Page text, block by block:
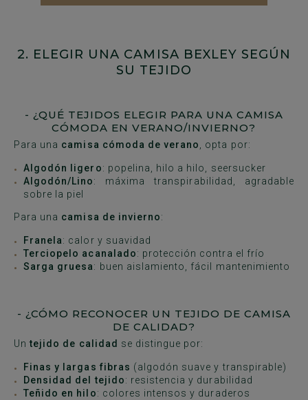
2. ELEGIR UNA CAMISA BEXLEY SEGÚN
SU TEJIDO
- ¿QUÉ TEJIDOS ELEGIR PARA UNA CAMISA
CÓMODA EN VERANO/INVIERNO?
Para una camisa cómoda de verano, opta por:
Algodón ligero: popelina, hilo a hilo, seersucker
Algodón/Lino: máxima transpirabilidad, agradable
sobre la piel
Para una camisa de invierno:
Franela: calor y suavidad
Terciopelo acanalado: protección contra el frío
Sarga gruesa: buen aislamiento, fácil mantenimiento
- ¿CÓMO RECONOCER UN TEJIDO DE CAMISA
DE CALIDAD?
Untejido de calidad se distingue por:
Finas y largas fibras (algodón suave y transpirable)
Densidad del tejido: resistencia y durabilidad
Teñido en hilo: colores intensos y duraderos